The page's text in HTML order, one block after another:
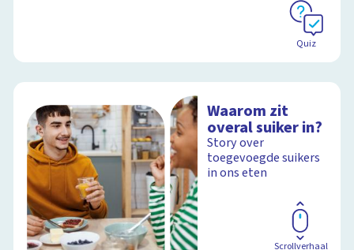
Quiz
Waarom zit
overal suiker in?
Story over
toegevoegde suikers
in ons eten
Scrollverhaal